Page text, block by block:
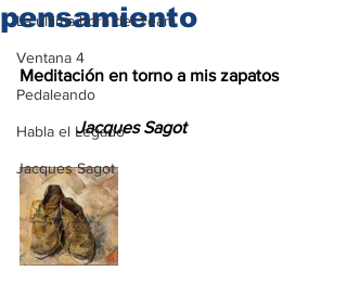
La ultima hora del Team
Ventana 4
Pedaleando
Habla el Legado
Jacques Sagot
pensamiento
Meditación en torno a mis zapatos
             Jacques Sagot